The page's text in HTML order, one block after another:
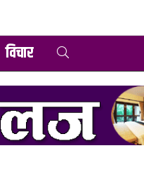
विचार